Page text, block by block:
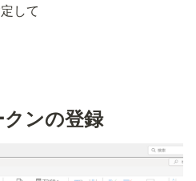
して
ンの登録